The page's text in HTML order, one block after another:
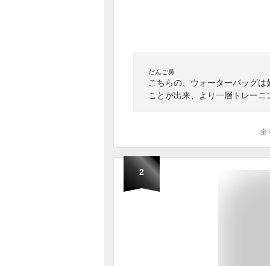
だんご鼻
こちらの、ウォーターバッグ
ことが出来、より一層トレー
全
2